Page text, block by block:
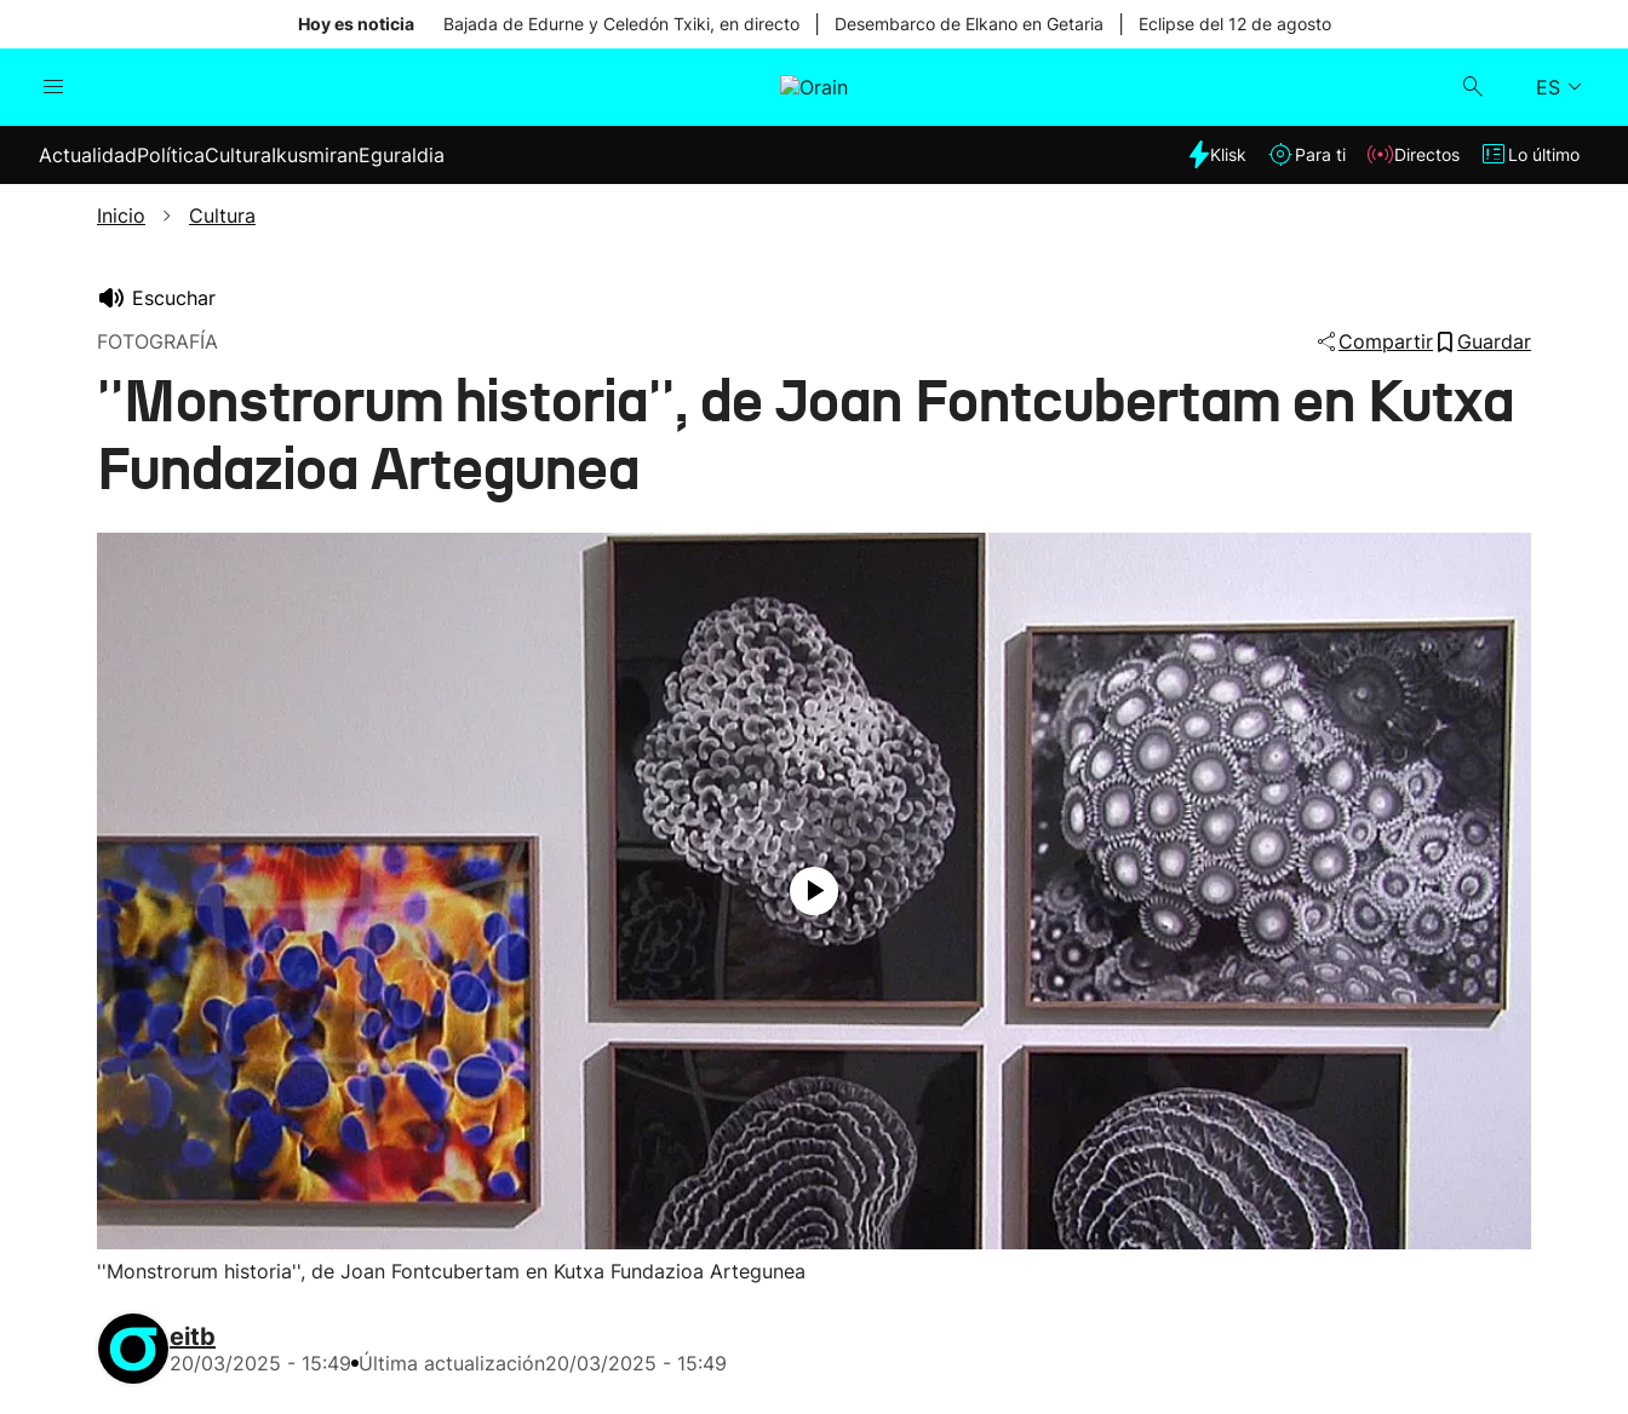
Hoy es noticia Bajada de Edurne y Celedón Txiki, en directo Desembarco de Elkano en Getaria Eclipse del 12 de agosto
ES
Internacional
Elecciones
Klisk
Lo último
ActualidadPolíticaCulturaIkusmiranEguraldia Klisk Para ti Directos Lo último
Inicio Cultura
Escuchar
FOTOGRAFÍA
Compartir Guardar
''Monstrorum historia'', de Joan Fontcubertam en Kutxa
Fundazioa Artegunea
''Monstrorum historia'', de Joan Fontcubertam en Kutxa Fundazioa Artegunea
eitb
20/03/2025 - 15:49 Última actualización20/03/2025 - 15:49